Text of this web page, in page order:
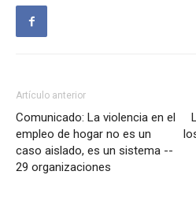
Artículo anterior
Comunicado: La violencia en el
empleo de hogar no es un
caso aislado, es un sistema --
29 organizaciones